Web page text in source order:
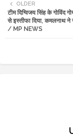
OLDER
टीम दिग्विजय सिंह के गोविंद
से इस्तीफा दिया, कमलनाथ ने
/ MP NEWS